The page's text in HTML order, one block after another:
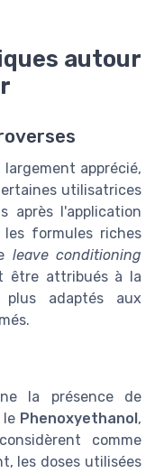
autour
largement apprécié,
utilisatrices
après l'application
formules riches
leave conditioning
être attribués à la
adaptés aux
la présence de
le Phenoxyethanol,
comme
les doses utilisées